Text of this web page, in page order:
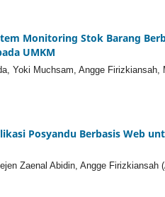
Monitoring Stok Barang
UMKM
Yoki Muchsam, Angge Firizkiansah,
Posyandu Berbasis Web
Zaenal Abidin, Angge Firizkiansah